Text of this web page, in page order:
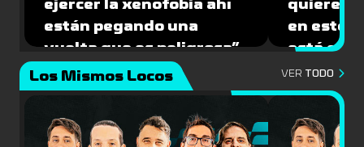
ejercer la xenofobia ahí
están pegando una
vuelta que es peligrosa”
quiere
en este
está
Los Mismos Locos
VER TODO